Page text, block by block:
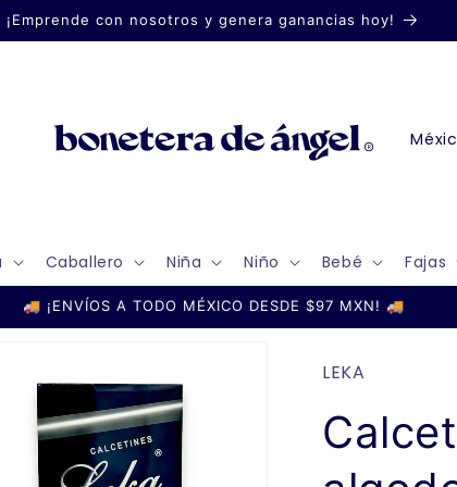
¡Emprende con nosotros y genera ganancias hoy!
Caballero Niña Niño Bebé Fajas
P
/
r
e
ó
n
🚚 ¡ENVÍOS A TODO MÉXICO DESDE $97 MXN! 🚚
LEKA